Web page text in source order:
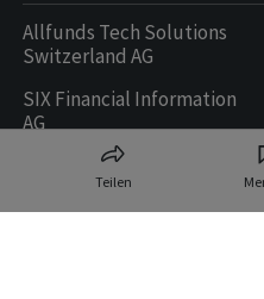
Teilen
Allfunds Tech Solutions
Switzerland AG
SIX Financial Information
AG
Ringier AG | Ringier